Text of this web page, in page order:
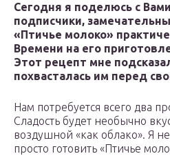
Сегодня я поделюсь с
подписчики,
«Птичье молоко»
Времени на его
Этот рецепт мне
похвасталась им перед
Нам потребуется всего два
Сладость будет необычно
воздушной «как облако». Я
просто готовить «Птичье